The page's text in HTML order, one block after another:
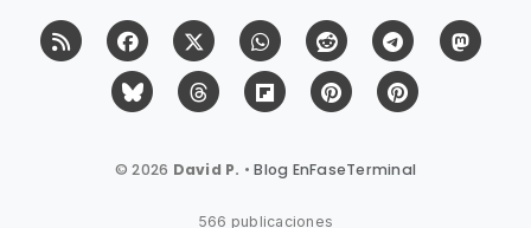
RSS FacebookX (Twitter)Whatsapp Reddit Telegram
Bluesky Threads Flipboard Pinterest
© 2026 David P. •Blog EnFaseTerminal
566 publicaciones